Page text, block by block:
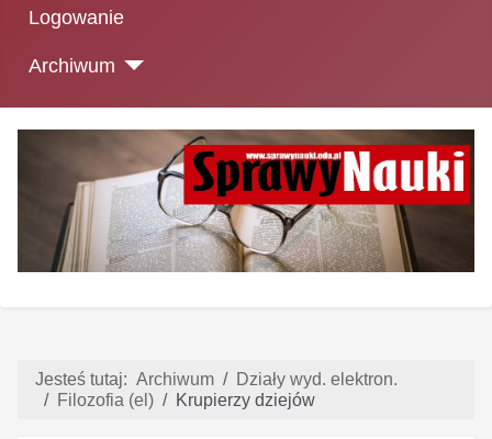
Logowanie
Archiwum
Jesteś tutaj: Archiwum
Działy wyd. elektron.
Filozofia (el)
Krupierzy dziejów